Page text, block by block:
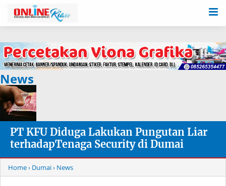
News
PT KFU Diduga Lakukan Pungutan Liar
terhadapTenaga Security di Dumai
Home› Dumai› News